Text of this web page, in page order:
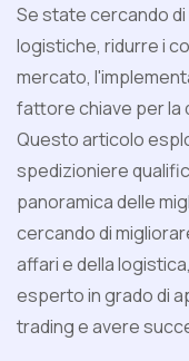
Se state cercando
logistiche, ridurre i
mercato,
fattore chiave per la
Questo articolo
spedizioniere
panoramica delle
cercando di
affari e della
esperto in grado di
trading e avere